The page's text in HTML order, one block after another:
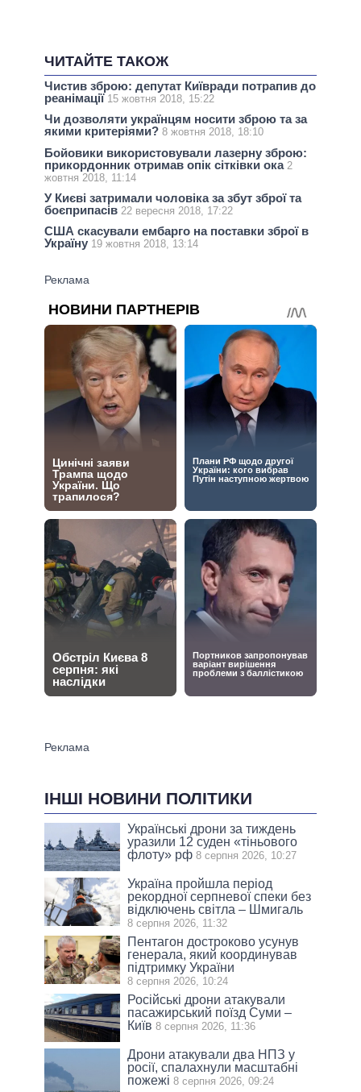
ЧИТАЙТЕ ТАКОЖ
Чистив зброю: депутат Київради потрапив до
реанімації 15 жовтня 2018, 15:22
Чи дозволяти українцям носити зброю та за
якими критеріями? 8 жовтня 2018, 18:10
Бойовики використовували лазерну зброю:
прикордонник отримав опік сітківки ока 2
жовтня 2018, 11:14
У Києві затримали чоловіка за збут зброї та
боєприпасів 22 вересня 2018, 17:22
США скасували ембарго на поставки зброї в
Україну 19 жовтня 2018, 13:14
ІНШІ НОВИНИ ПОЛІТИКИ
Українські дрони за тиждень
уразили 12 суден «тіньового
флоту» рф 8 серпня 2026, 10:27
Україна пройшла період
рекордної серпневої спеки без
відключень світла – Шмигаль
8 серпня 2026, 11:32
Пентагон достроково усунув
генерала, який координував
підтримку України
8 серпня 2026, 10:24
Російські дрони атакували
пасажирський поїзд Суми –
Київ 8 серпня 2026, 11:36
Дрони атакували два НПЗ у
росії, спалахнули масштабні
пожежі 8 серпня 2026, 09:24